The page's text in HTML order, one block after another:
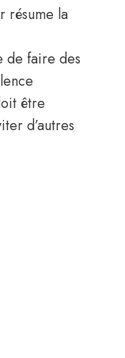
résume la
de faire des
être
d’autres